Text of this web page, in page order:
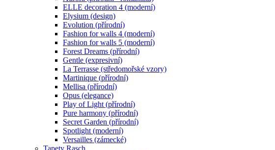
ELLE decoration 4 (moderní)
Elysium (design)
Evolution (přírodní)
Fashion for walls 4 (moderní)
Fashion for walls 5 (moderní)
Forest Dreams (přírodní)
Gentle (expresivní)
La Terrasse (středomořské vzory)
Martinique (přírodní)
Mellisa (přírodní)
Opus (elegance)
Play of Light (přírodní)
Pure harmony (přírodní)
Secret Garden (přírodní)
Spotlight (moderní)
Versailles (zámecké)
Tapety Rasch